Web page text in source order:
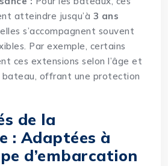
atteindre jusqu’à 3 ans
s’accompagnent souvent
Par exemple, certains
ces extensions selon l’âge et
bateau, offrant une protection
de la
: Adaptées à
d’embarcation